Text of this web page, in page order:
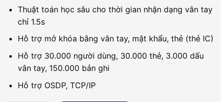
Thuật toán học sâu cho thời gian nhận dạng vân tay
chỉ 1.5s
Hỗ trợ mở khóa bằng vân tay, mật khẩu, thẻ (thẻ IC)
Hỗ trợ 30.000 người dùng, 30.000 thẻ, 3.000 dấu
vân tay, 150.000 bản ghi
Hỗ trợ OSDP, TCP/IP